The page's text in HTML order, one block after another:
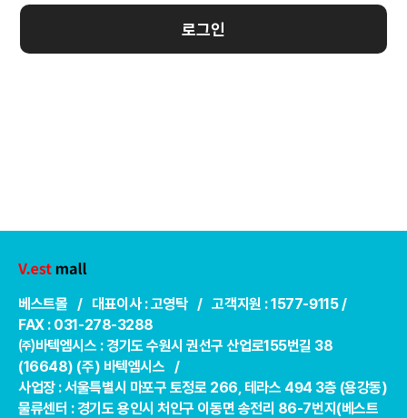
로그인
베스트몰 / 대표이사 : 고영탁 / 고객지원 : 1577-9115 /
FAX : 031-278-3288
㈜바텍엠시스 : 경기도 수원시 권선구 산업로155번길 38
(16648) (주) 바텍엠시스 /
사업장 : 서울특별시 마포구 토정로 266, 테라스 494 3층 (용강동)
물류센터 : 경기도 용인시 처인구 이동면 송전리 86-7번지(베스트